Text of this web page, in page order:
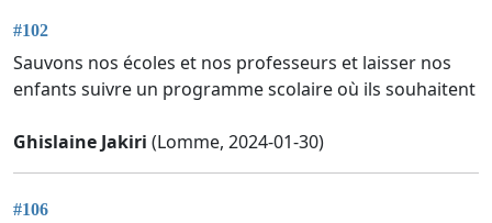
#102
Sauvons nos écoles et nos professeurs et laisser nos
enfants suivre un programme scolaire où ils souhaitent
Ghislaine Jakiri (Lomme, 2024-01-30)
#106